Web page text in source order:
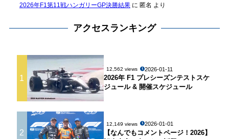
2026年F1第11戦ハンガリーGP決勝結果に 匿名 より
アクセスランキング
1
12,562 views 2026-01-11
2026年 F1 プレシーズンテストスケ
ジュール & 開催スケジュール
2
12,149 views 2026-01-01
【なんでもコメントページ！2026】